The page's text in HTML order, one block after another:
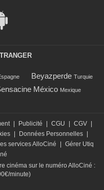
Beyazperde Turquie
México Mexique
Publicité CGU CGV
Données Personnelles
services AlloCiné
Gérer Utiq
cinéma sur le numéro AlloCiné :
minute)